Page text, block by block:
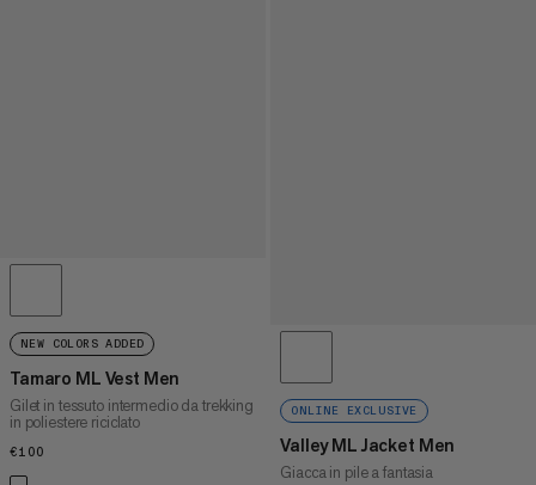
NEW COLORS ADDED
Tamaro ML Vest Men
Gilet in tessuto intermedio da trekking
in poliestere riciclato
€100
ONLINE EXCLUSIVE
Valley ML Jacket Men
Giacca in pile a fantasia